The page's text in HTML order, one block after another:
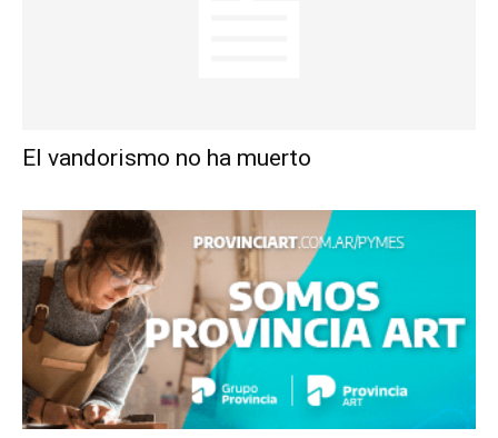
El vandorismo no ha muerto